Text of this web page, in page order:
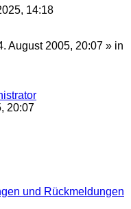
14:18
August 2005, 20:07 » in
20:07
und Rückmeldungen